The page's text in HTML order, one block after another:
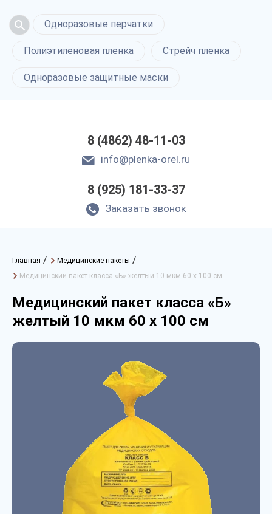
Одноразовые перчатки
Полиэтиленовая пленка Стрейч пленка
Одноразовые защитные маски
8 (4862) 48-11-03
info@plenka-orel.ru
8 (925) 181-33-37
Заказать звонок
Главная / Медицинские пакеты /
Медицинский пакет класса «Б» желтый 10 мкм 60 х 100 см
Медицинский пакет класса «Б»
желтый 10 мкм 60 х 100 см